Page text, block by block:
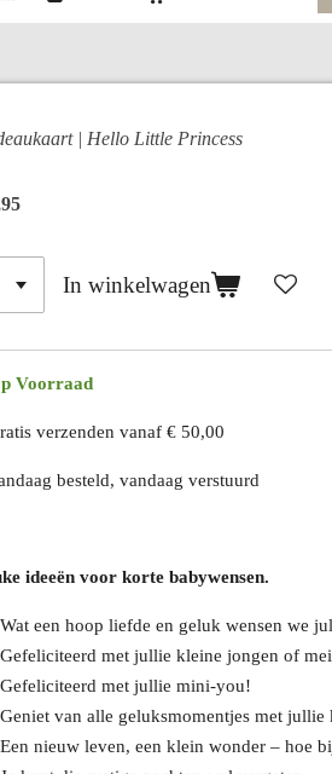
| Hello Little Princess
In winkelwagen
Voorraad
verzenden vanaf € 50,00
besteld, vandaag verstuurd
ideeën voor korte babywensen.
Wat een hoop liefde en geluk wensen we
Gefeliciteerd met jullie kleine jongen of
Gefeliciteerd met jullie mini-you!
Geniet van alle geluksmomentjes met jullie
Een nieuw leven, een klein wonder – hoe